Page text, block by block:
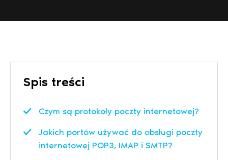
Spis treści
Czym są protokoły poczty internetowej?
Jakich portów używać do obsługi poczty
internetowej POP3, IMAP i SMTP?